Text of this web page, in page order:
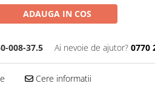
ADAUGA IN COS
008-37.5 Ai nevoie de ajutor? 0770
Cere informatii